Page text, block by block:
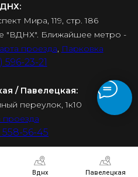
Вднх Павелецкая
Мира, 119, стр. 186
"ВДНХ". Ближайшее метро -
проезда, Парковка
596-23-21
/ Павелецкая:
переулок, 1к10
проезда
558-56-45